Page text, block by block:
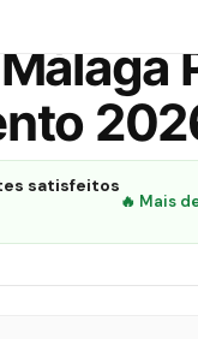
satisfeitos
🔥 Mais